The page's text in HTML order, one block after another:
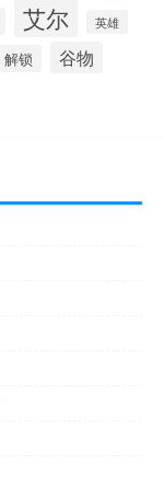
艾尔 英雄
解锁 谷物